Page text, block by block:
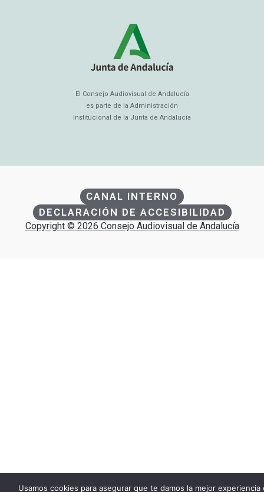
El Consejo Audiovisual de Andalucía
es parte de la Administración
Institucional de la Junta de Andalucía
CANAL INTERNO
DECLARACIÓN DE ACCESIBILIDAD
Copyright © 2026 Consejo Audiovisual de Andalucía
Usamos cookies para asegurar que te damos la mejor experiencia